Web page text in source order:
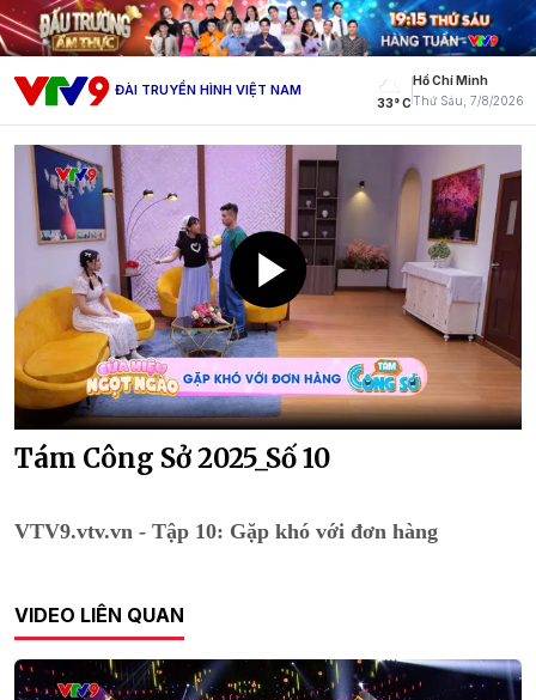
ĐÀI TRUYỀN HÌNH VIỆT NAM
33° C
Hồ Chí Minh
Thứ Sáu, 7/8/2026
Tám Công Sở 2025_Số 10
VTV9.vtv.vn - Tập 10: Gặp khó với đơn hàng
VIDEO LIÊN QUAN